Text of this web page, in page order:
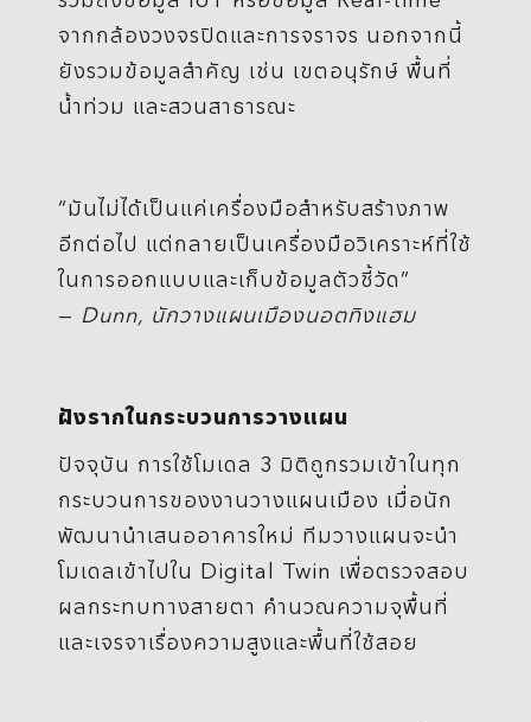
จากกล้องวงจรปิดและการจราจร นอกจากนี้
ยังรวมข้อมูลสำคัญ เช่น เขตอนุรักษ์ พื้นที่
น้ำท่วม และสวนสาธารณะ
“มันไม่ได้เป็นแค่เครื่องมือสำหรับสร้างภาพ
อีกต่อไป แต่กลายเป็นเครื่องมือวิเคราะห์ที่ใช้
ในการออกแบบและเก็บข้อมูลตัวชี้วัด”
— Dunn, นักวางแผนเมืองนอตทิงแฮม
ฝังรากในกระบวนการวางแผน
ปัจจุบัน การใช้โมเดล 3 มิติถูกรวมเข้าในทุก
กระบวนการของงานวางแผนเมือง เมื่อนัก
พัฒนานำเสนออาคารใหม่ ทีมวางแผนจะนำ
โมเดลเข้าไปใน Digital Twin เพื่อตรวจสอบ
ผลกระทบทางสายตา คำนวณความจุพื้นที่
และเจรจาเรื่องความสูงและพื้นที่ใช้สอย